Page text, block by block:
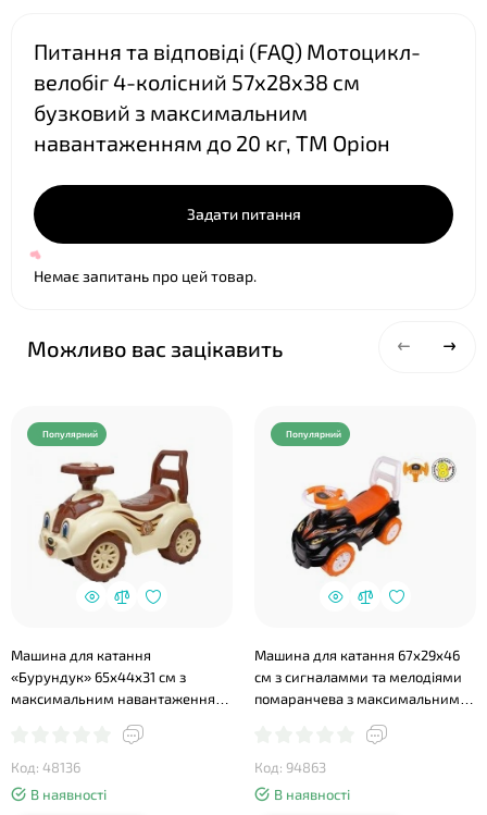
Питання та відповіді (FAQ) Мотоцикл-
велобіг 4-колісний 57х28х38 см
бузковий з максимальним
навантаженням до 20 кг, ТМ Оріон
Задати питання
Немає запитань про цей товар.
Можливо вас зацікавить
Популярний
Машина для катання
«Бурундук» 65х44х31 см з
максимальним навантаженням
Код: 48136
В наявності
Популярний
Машина для катання 67х29х46
см з сигналамми та мелодіями
помаранчева з максимальним
Код: 94863
В наявності
❤